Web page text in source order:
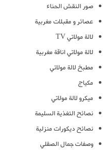
صور النقش الحناء
عصائر و مقبلات مغربية
لالة مولاتي TV
لالة مولاتي اناقة مغربية
مطبخ لالة مولاتي
مكياج
ميكرو لالة مولاتي
نصائح التغذية السليمة
نصائح ديكورات منزلية
وصفات جمال الصقلي